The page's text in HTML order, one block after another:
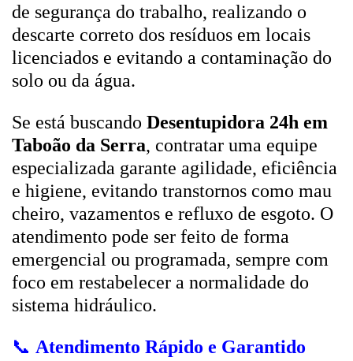
de segurança do trabalho, realizando o
descarte correto dos resíduos em locais
licenciados e evitando a contaminação do
solo ou da água.
Se está buscando Desentupidora 24h em
Taboão da Serra, contratar uma equipe
especializada garante agilidade, eficiência
e higiene, evitando transtornos como mau
cheiro, vazamentos e refluxo de esgoto. O
atendimento pode ser feito de forma
emergencial ou programada, sempre com
foco em restabelecer a normalidade do
sistema hidráulico.
📞 Atendimento Rápido e Garantido